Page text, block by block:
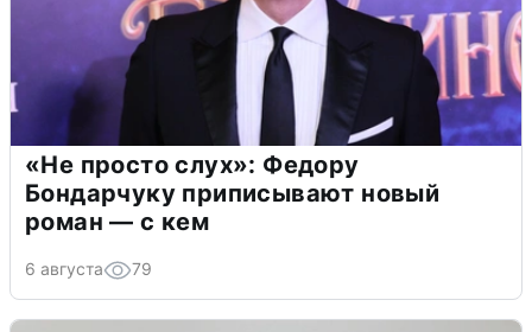
«Не просто слух»: Федору
Бондарчуку приписывают новый
роман — с кем
6 августа 79